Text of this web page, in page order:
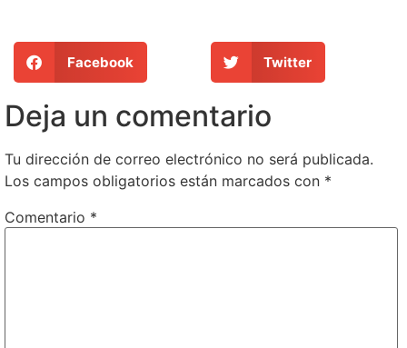
Facebook Twitter
Deja un comentario
Tu dirección de correo electrónico no será publicada.
Los campos obligatorios están marcados con *
Comentario *